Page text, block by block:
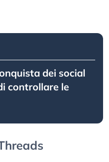
dei social
controllare le